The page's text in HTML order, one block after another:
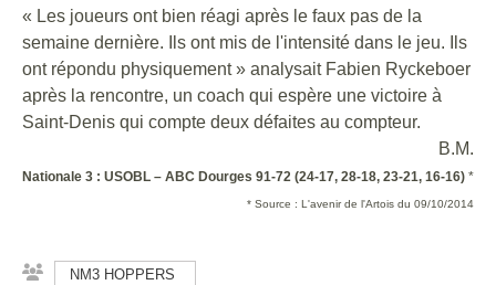
« Les joueurs ont bien réagi après le faux pas de la
semaine dernière. Ils ont mis de l'intensité dans le jeu. Ils
ont répondu physiquement » analysait Fabien Ryckeboer
après la rencontre, un coach qui espère une victoire à
Saint-Denis qui compte deux défaites au compteur.
B.M.
Nationale 3 : USOBL – ABC Dourges 91-72 (24-17, 28-18, 23-21, 16-16) *
* Source : L'avenir de l'Artois du 09/10/2014
NM3 HOPPERS